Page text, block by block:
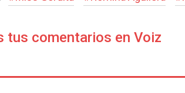
tus comentarios en Voiz